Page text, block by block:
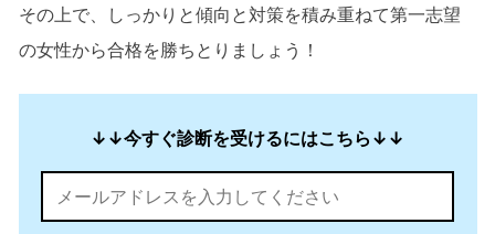
その上で、しっかりと傾向と対策を積み重ねて第一志望
の女性から合格を勝ちとりましょう！
↓↓今すぐ診断を受けるにはこちら↓↓